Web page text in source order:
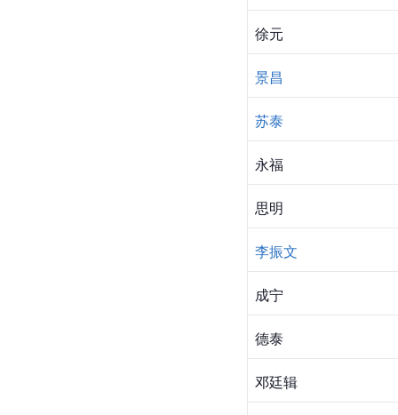
徐元
景昌
苏泰
永福
思明
李振文
成宁
德泰
邓廷辑